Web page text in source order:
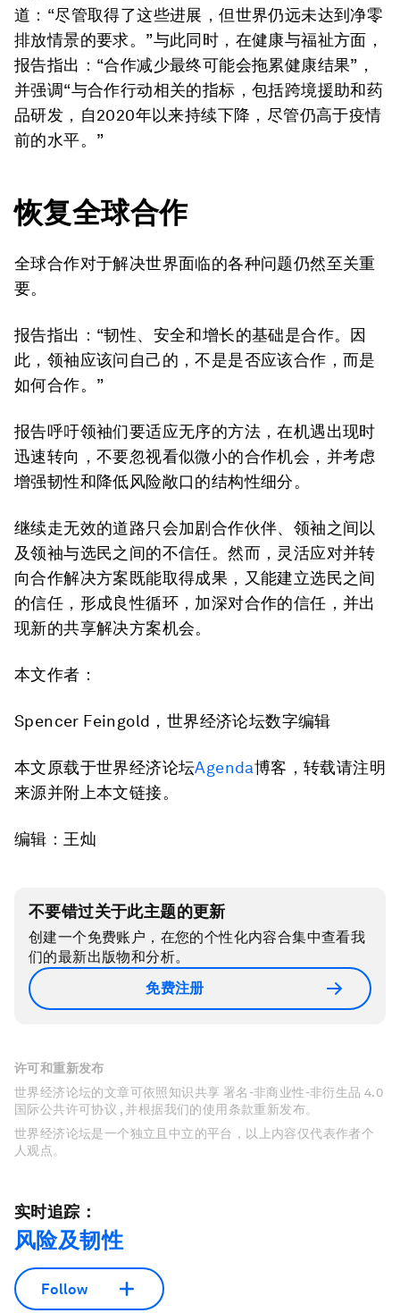
道：“尽管取得了这些进展，但世界仍远未达到净零
排放情景的要求。”与此同时，在健康与福祉方面，
报告指出：“合作减少最终可能会拖累健康结果”，
并强调“与合作行动相关的指标，包括跨境援助和药
品研发，自2020年以来持续下降，尽管仍高于疫情
前的水平。”
恢复全球合作
全球合作对于解决世界面临的各种问题仍然至关重
要。
报告指出：“韧性、安全和增长的基础是合作。因
此，领袖应该问自己的，不是是否应该合作，而是
如何合作。”
报告呼吁领袖们要适应无序的方法，在机遇出现时
迅速转向，不要忽视看似微小的合作机会，并考虑
增强韧性和降低风险敞口的结构性细分。
继续走无效的道路只会加剧合作伙伴、领袖之间以
及领袖与选民之间的不信任。然而，灵活应对并转
向合作解决方案既能取得成果，又能建立选民之间
的信任，形成良性循环，加深对合作的信任，并出
现新的共享解决方案机会。
本文作者：
Spencer Feingold，世界经济论坛数字编辑
本文原载于世界经济论坛Agenda博客，转载请注明
来源并附上本文链接。
编辑：王灿
不要错过关于此主题的更新
创建一个免费账户，在您的个性化内容合集中查看我
们的最新出版物和分析。
免费注册
许可和重新发布
世界经济论坛的文章可依照知识共享 署名-非商业性-非衍生品 4.0
国际公共许可协议 , 并根据我们的使用条款重新发布。
世界经济论坛是一个独立且中立的平台，以上内容仅代表作者个
人观点。
实时追踪：
风险及韧性
Follow